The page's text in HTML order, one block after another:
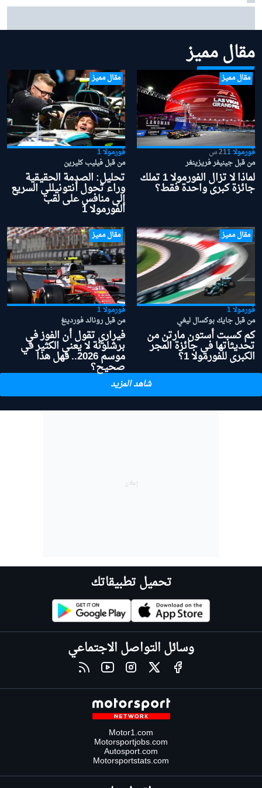
سائق سابق ينتقد "فيا" لعدم تحركها مبكرًا بشأن قوانين
مقال مميز
مقال مميز
فورمولا 1 21 س
من قبل جينيفر فريزينغر
لماذا لا تزال الفورمولا 1 تملك
جائزة كبرى واحدة فقط؟
مقال مميز
فورمولا 1
من قبل فيليب كليرين
تحليل: الصدمة الحقيقية
وراء تحول أنتونيللي السريع
إلى منافس على لقب
الفورمولا 1
مقال مميز
فورمولا 1
من قبل جايك بوكسال ليغي
كم كسبت أستون مارتن من
تحديثاتها في جائزة المجر
الكبرى للفورمولا 1؟
مقال مميز
فورمولا 1
من قبل رونالد فوردينغ
فيراري تقول أن الفوز في
برشلونة لا يعني الكثير في
موسم 2026.. فهل هذا
صحيح؟
شاهد المزيد
تحميل تطبيقاتك
وسائل التواصل الاجتماعي
Motor1.com
Motorsportjobs.com
Autosport.com
Motorsportstats.com